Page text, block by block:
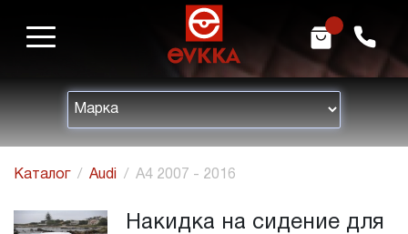
h m
Каталог Audi A4 2007 - 2016
Накидка на сидение для